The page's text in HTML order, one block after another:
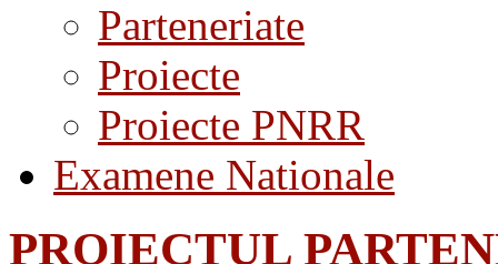
Parteneriate
Proiecte
Proiecte PNRR
Examene Nationale
PROIECTUL